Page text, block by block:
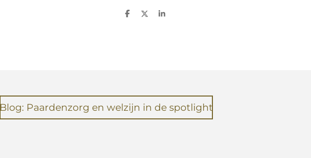
D
D
S
Blog: Paardenzorg en welzijn in de spotlight